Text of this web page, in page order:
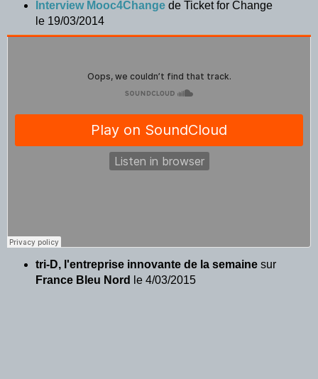
Interview Mooc4Change de Ticket for Change
le 19/03/2014
tri-D, l'entreprise innovante de la semaine sur
France Bleu Nord
le 4/03/2015